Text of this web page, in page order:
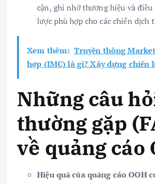
cận, ghi nhớ thương hiệu và
lược phù hợp cho các chiến dịch
Xem thêm: Truyền thông
hợp (IMC) là gì? Xây dựng chiến
Những câu
thường gặp
về quảng cáo
Hiệu quả của quảng cáo OOH